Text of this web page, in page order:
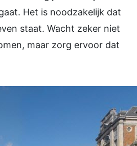
Het is noodzakelijk dat
staat. Wacht zeker niet
maar zorg ervoor dat